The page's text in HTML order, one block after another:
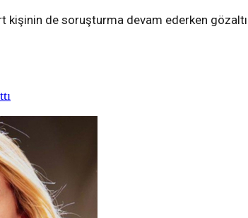
kişinin de soruşturma devam ederken